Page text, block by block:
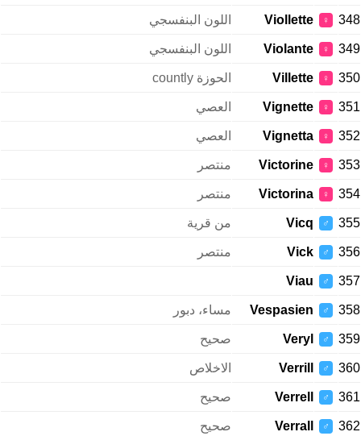
348
♀
Viollette اللون البنفسجي
349
♀
Violante اللون البنفسجي
350
♀
Villette الحوزة countly
351
♀
Vignette العصي
352
♀
Vignetta العصي
353
♀
Victorine منتصر
354
♀
Victorina منتصر
355
♂
Vicq من قرية
356
♂
Vick منتصر
357
♂
Viau
358
♂
Vespasien مساء، دبور
359
♂
Veryl صحيح
360
♂
Verrill الاخلاص
361
♂
Verrell صحيح
362
♂
Verrall صحيح